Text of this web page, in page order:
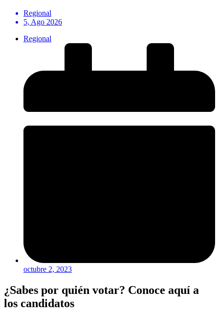
Regional
5, Ago 2026
Regional
octubre 2, 2023
¿Sabes por quién votar? Conoce aquí a
los candidatos